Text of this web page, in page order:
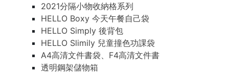
2021分隔小物收納格系列
HELLO Boxy 今天午餐自己袋
HELLO Simply 後背包
HELLO Slimily 兒童撞色功課袋
A4高清文件書袋、F4高清文件書
透明鋼架儲物箱